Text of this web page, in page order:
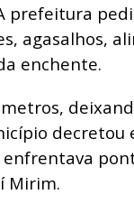
prefeitura
agasalhos,
enchente.
decretou
enfrentava
Mirim.